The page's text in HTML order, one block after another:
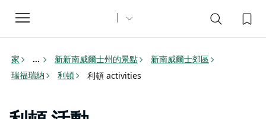
Toggle
navigation
家 ... 新新南威爾士州的景點
新南威爾士郊區
瑞福瑞納
利頓 利頓 activities